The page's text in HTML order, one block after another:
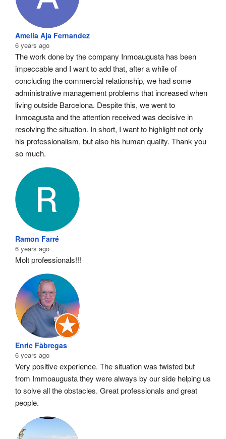
Amelia Aja Fernandez
6 years ago
The work done by the company Inmoaugusta has been
impeccable and I want to add that, after a while of
concluding the commercial relationship, we had some
administrative management problems that increased when
living outside Barcelona. Despite this, we went to
Inmoagusta and the attention received was decisive in
resolving the situation. In short, I want to highlight not only
his professionalism, but also his human quality. Thank you
so much.
Ramon Farré
6 years ago
Molt professionals!!!
Enric Fàbregas
6 years ago
Very positive experience. The situation was twisted but
from Immoaugusta they were always by our side helping us
to solve all the obstacles. Great professionals and great
people.